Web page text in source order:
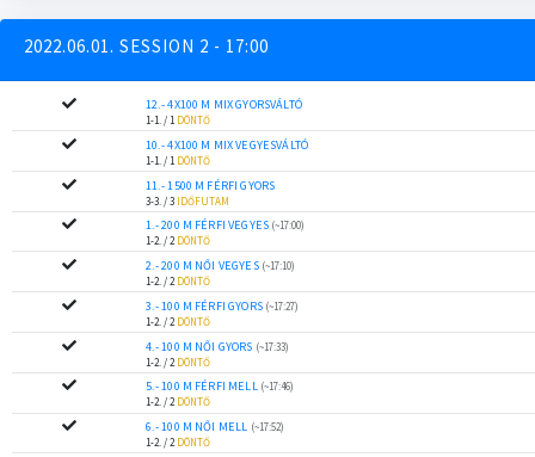
2022.06.01. SESSION 2 - 17:00
12.- 4X100 M MIX GYORSVÁLTÓ
1-1. / 1 DÖNTŐ
10.- 4X100 M MIX VEGYESVÁLTÓ
1-1. / 1 DÖNTŐ
11.- 1500 M FÉRFI GYORS
3-3. / 3 IDŐFUTAM
1.- 200 M FÉRFI VEGYES (~17:00)
1-2. / 2DÖNTŐ
2.- 200 M NŐI VEGYES (~17:10)
1-2. / 2 DÖNTŐ
3.- 100 M FÉRFI GYORS (~17:27)
1-2. / 2 DÖNTŐ
4.- 100 M NŐI GYORS (~17:33)
1-2. / 2 DÖNTŐ
5.- 100 M FÉRFI MELL (~17:46)
1-2. / 2 DÖNTŐ
6.- 100 M NŐI MELL (~17:52)
1-2. / 2 DÖNTŐ